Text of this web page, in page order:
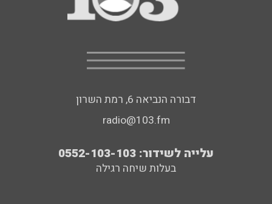
דבורה הנביאה 6, רמת השרון
radio@103.fm
עלייה לשידור: 0552-103-103
בעלות שיחה רגילה